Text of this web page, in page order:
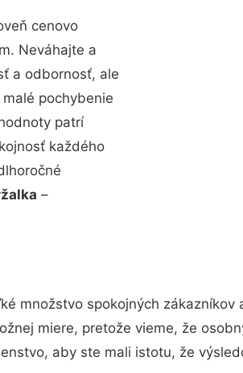
cenovo
Neváhajte a
a odbornosť, ale
pochybenie
patrí
každého
–
množstvo spokojných
miere, pretože vieme, že
aby ste mali istotu, že